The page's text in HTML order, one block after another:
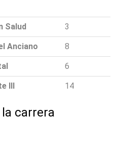
Salud 3
Anciano 8
6
III 14
carrera